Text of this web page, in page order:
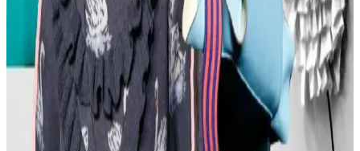
Kavisli Vücut Tipleri İçin Doğru Kumaş ve
Kesimlerle Yapısal Moda Rehberi
Kavisli vücut tiplerine uygun yapısal moda seçimlerinde doğru
kumaş, kesim ve stil detayları önemlidir. Terzi hizmeti ve uygun
markalarla estetik ve rahat kıyafetler elde edilir.
Günlük Moda Soruları ve Pratik Stil Önerileri: